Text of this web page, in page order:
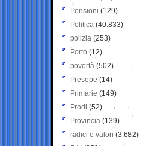
Pensioni (129)
Politica (40.833)
polizia (253)
Porto (12)
povertà (502)
Presepe (14)
Primarie (149)
Prodi (52)
Provincia (139)
radici e valori (3.682)